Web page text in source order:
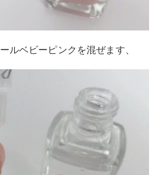
ベビーピンクを混ぜます、